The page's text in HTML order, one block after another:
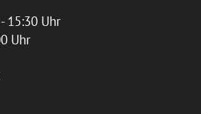
15:30 Uhr
Uhr